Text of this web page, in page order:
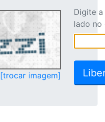
[trocar imagem]
Digite
lado no